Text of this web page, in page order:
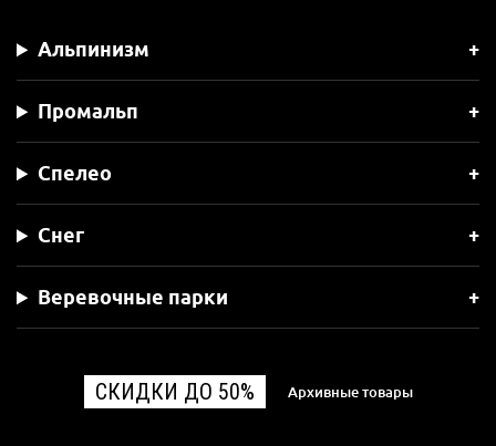
Альпинизм
Промальп
Спелео
Снег
Веревочные парки
СКИДКИ ДО 50% Архивные товары